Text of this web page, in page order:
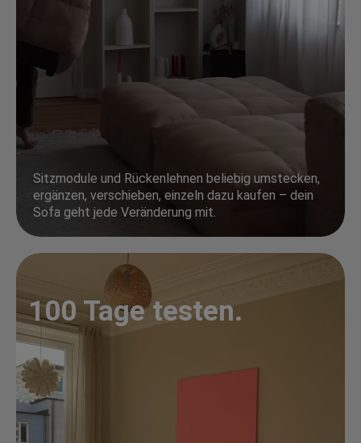
Sitzmodule und Rückenlehnen beliebig umstecken,
ergänzen, verschieben, einzeln dazu kaufen – dein
Sofa geht jede Veränderung mit.
100 Tage testen.